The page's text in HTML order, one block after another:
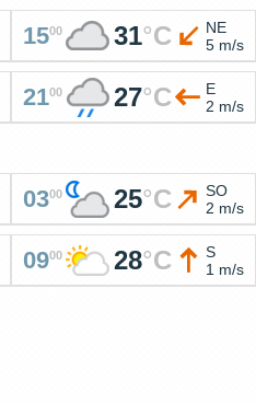
1500 31°C
NE
5 m/s
2100 27°C
E
2 m/s
0300 25°C
SO
2 m/s
0900 28°C
S
1 m/s